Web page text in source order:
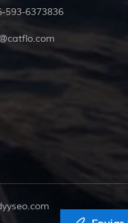
593-6373836